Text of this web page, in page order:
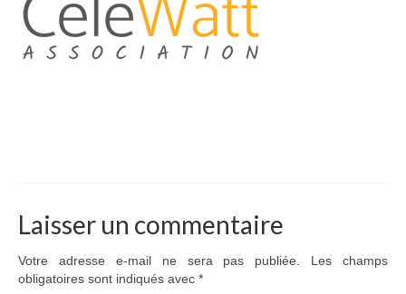
Adhérer
PROJETS
Exploitation
Laisser un commentaire
Votre adresse e-mail ne sera pas publiée.
Les champs
obligatoires sont indiqués avec *